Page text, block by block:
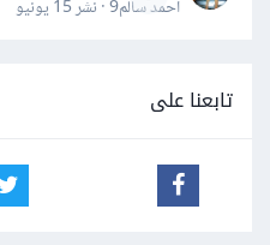
أحمد سالم9 · نشر
15 يونيو
تابعنا على